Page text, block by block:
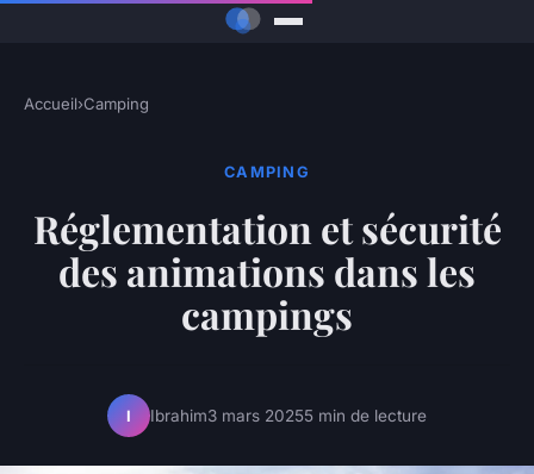
Accueil›Camping
CAMPING
Réglementation et sécurité
des animations dans les
campings
I Ibrahim3 mars 20255 min de lecture